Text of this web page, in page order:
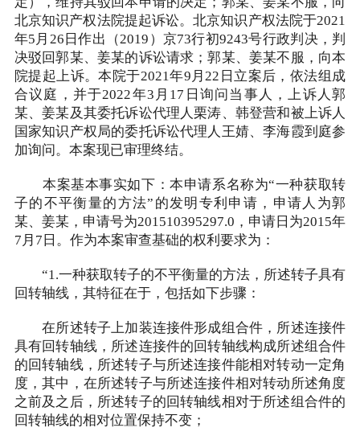
北京知识产权法院提起诉讼。北京知识产权法院于2021
年5月26日作出（2019）京73行初9243号行政判决，判
决驳回郭某、姜某的诉讼请求；郭某、姜某不服，向本
院提起上诉。本院于2021年9月22日立案后，依法组成
合议庭，并于2022年3月17日询问当事人，上诉人郭
某、姜某及其委托诉讼代理人栗涛、韩登营和被上诉人
国家知识产权局的委托诉讼代理人王婧、李海霞到庭参
加询问。本案现已审理终结。
本案基本事实如下：本申请系名称为“一种获取转
子的不平衡量的方法”的发明专利申请，申请人为郭
某、姜某，申请号为201510395297.0，申请日为2015年
7月7日。作为本案审查基础的权利要求为：
“1.一种获取转子的不平衡量的方法，所述转子具有
回转轴线，其特征在于，包括如下步骤：
在所述转子上加装连接件形成组合件，所述连接件
具有回转轴线，所述连接件的回转轴线构成所述组合件
的回转轴线，所述转子与所述连接件能相对转动一定角
度，其中，在所述转子与所述连接件相对转动所述角度
之前及之后，所述转子的回转轴线相对于所述组合件的
回转轴线的相对位置保持不变；